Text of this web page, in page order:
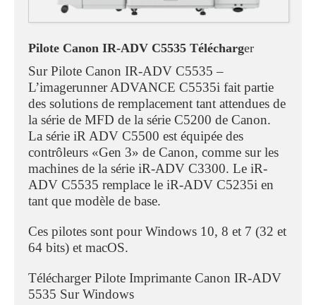
Pilote Canon IR-ADV C5535 Télécharger
Sur Pilote Canon IR-ADV C5535 –
L’imagerunner ADVANCE C5535i fait partie
des solutions de remplacement tant attendues de
la série de MFD de la série C5200 de Canon.
La série iR ADV C5500 est équipée des
contrôleurs «Gen 3» de Canon, comme sur les
machines de la série iR-ADV C3300. Le iR-
ADV C5535 remplace le iR-ADV C5235i en
tant que modèle de base.
Ces pilotes sont pour Windows 10, 8 et 7 (32 et
64 bits) et macOS.
TéléchargerPilote Imprimante Canon IR-ADV
5535 Sur Windows